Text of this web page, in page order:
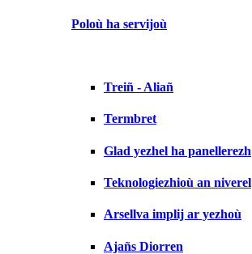
Poloù ha servijoù
Treiñ - Aliañ
Termbret
Glad yezhel ha panellerezh
Teknologiezhioù an niverel
Arsellva implij ar yezhoù
Ajañs Diorren